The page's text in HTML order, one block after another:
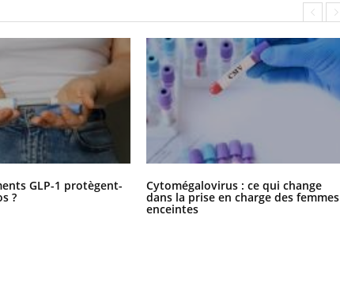
GLP-1 protègent-
?
Cytomégalovirus : ce qui change
dans la prise en charge des femmes
enceintes